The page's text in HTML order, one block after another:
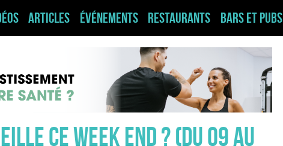
Articles Événements Restaurants Bars et pubs
ce week end ? (du 09 au